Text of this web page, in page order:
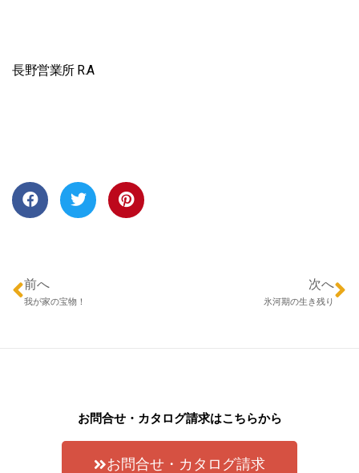
長野営業所 R.A
前へ
我が家の宝物！
次へ
氷河期の生き残り
お問合せ・カタログ請求はこちらから
お問合せ・カタログ請求